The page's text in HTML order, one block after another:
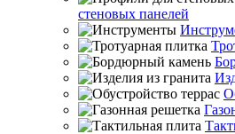
стеновых панелей